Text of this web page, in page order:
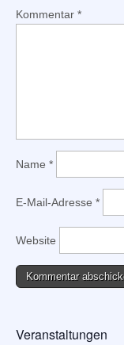
Kommentar *
Name *
E-Mail-Adresse *
Website
Veranstaltungen